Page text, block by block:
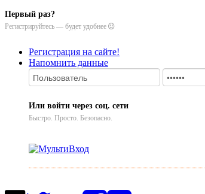
Первый раз?
Регистрируйтесь — будет удобнее
Регистрация на сайте!
Напомнить данные
Или войти через соц. сети
Быстро. Просто. Безопасно.